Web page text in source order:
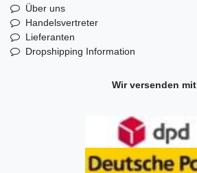
Über uns
Handelsvertreter
Lieferanten
Dropshipping Information
Wir versenden mit